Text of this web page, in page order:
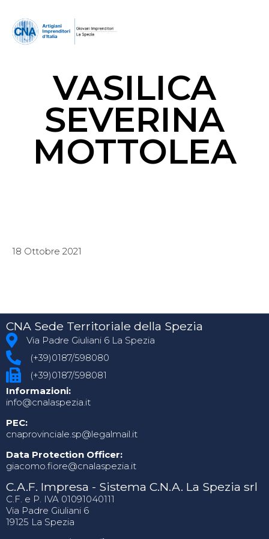
VASILICA
SEVERINA
MOTTOLEA
18 Ottobre 2021
CNA Sede Territoriale della Spezia
Via Padre Giuliani 6 La Spezia
(+39)0187/598080
(+39)0187/598081
Informazioni:
info@cnalaspezia.it
PEC:
cnaprovinciale.sp@legalmail.it
Data Protection Officer:
giacomo.fiore@cnalaspezia.it
C.A.F. Impresa - Sistema C.N.A. La Spezia srl
C.F. e P. IVA 01091040111
Via Padre Giuliani 6
19125 La Spezia